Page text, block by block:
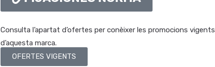
Consulta l’apartat d’ofertes per conèixer les promocions vigents
d’aquesta marca.
OFERTES VIGENTS